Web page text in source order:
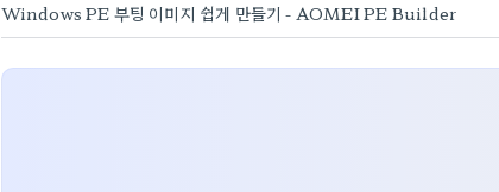
Windows PE 부팅 이미지 쉽게 만들기 - AOMEI PE Builder